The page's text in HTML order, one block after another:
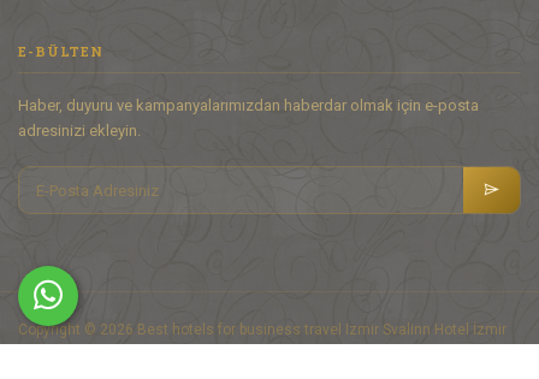
E-BÜLTEN
Haber, duyuru ve kampanyalarımızdan haberdar olmak için e-posta
adresinizi ekleyin.
Copyright © 2026 Best hotels for business travel Izmir Svalinn Hotel İzmir